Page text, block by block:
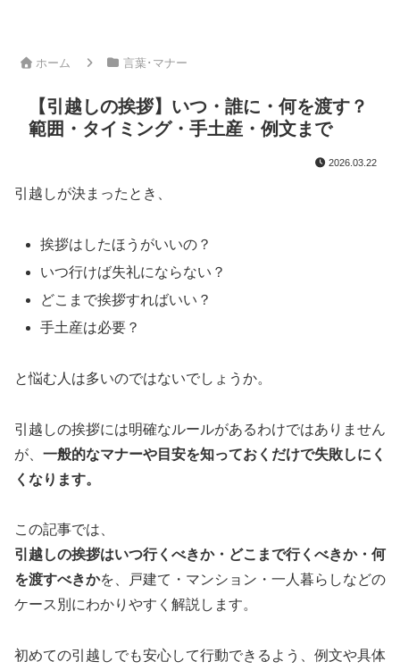
ホーム 言葉･マナー
【引越しの挨拶】いつ・誰に・何を渡す？
範囲・タイミング・手土産・例文まで
2026.03.22
引越しが決まったとき、
挨拶はしたほうがいいの？
いつ行けば失礼にならない？
どこまで挨拶すればいい？
手土産は必要？
と悩む人は多いのではないでしょうか。
引越しの挨拶には明確なルールがあるわけではありません
が、 一般的なマナーや目安を知っておくだけで失敗しにく
くなります。
この記事では、
引越しの挨拶はいつ行くべきか・どこまで行くべきか・何
を渡すべきかを、戸建て・マンション・一人暮らしなどの
ケース別にわかりやすく解説します。
初めての引越しでも安心して行動できるよう、例文や具体